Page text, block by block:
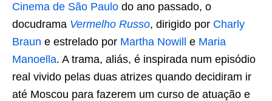
Cinema de São Paulo do ano passado, o
docudrama Vermelho Russo, dirigido por Charly
Braun e estrelado por Martha Nowill e Maria
Manoella. A trama, aliás, é inspirada num episódio
real vivido pelas duas atrizes quando decidiram ir
até Moscou para fazerem um curso de atuação e